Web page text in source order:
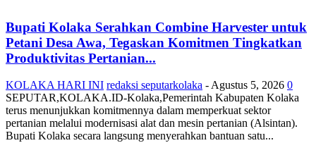
Bupati Kolaka Serahkan Combine Harvester untuk
Petani Desa Awa, Tegaskan Komitmen Tingkatkan
Produktivitas Pertanian...
KOLAKA HARI INI redaksi seputarkolaka - Agustus 5, 2026 0
SEPUTAR,KOLAKA.ID-Kolaka,Pemerintah Kabupaten Kolaka
terus menunjukkan komitmennya dalam memperkuat sektor
pertanian melalui modernisasi alat dan mesin pertanian (Alsintan).
Bupati Kolaka secara langsung menyerahkan bantuan satu...